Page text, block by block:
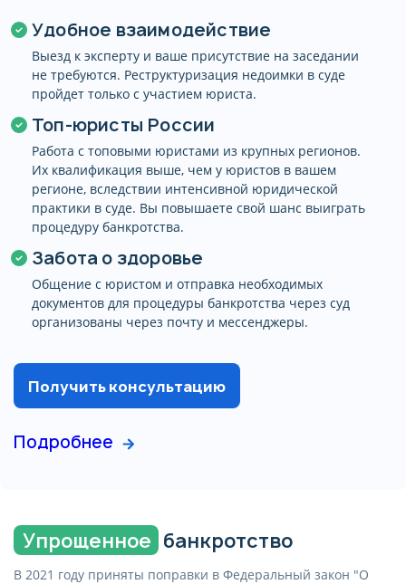
Удобное взаимодействие
Выезд к эксперту и ваше присутствие на заседании
не требуются. Реструктуризация недоимки в суде
пройдет только с участием юриста.
Топ-юристы России
Работа с топовыми юристами из крупных регионов.
Их квалификация выше, чем у юристов в вашем
регионе, вследствии интенсивной юридической
практики в суде. Вы повышаете свой шанс выиграть
процедуру банкротства.
Забота о здоровье
Общение с юристом и отправка необходимых
документов для процедуры банкротства через суд
организованы через почту и мессенджеры.
Получить консультацию
Подробнее
Упрощенное банкротство
В 2021 году приняты поправки в Федеральный закон "О
Получите бесплатную
Имя
соглашаюсь на
конфиденциальности
Получить консультацию
Ваша заявка принята!
менеджер и ответит на все
интерисующие вас вопросы
Поздравляем!
Ежемесячная оплата составит
от 7 500 руб на срок 12
месяцев. Точная стоимость
процедуры банкротства
физлица, с учетом вашей
ситуации, определяется после
беседы с юристом компании и
фиксируется в договоре.
Оставьте свой номер
телефона
и мы вам перезвоним с номера
Имя
Отправляя форму, я
соглашаюсь наобработку
Спасибо вы помогли